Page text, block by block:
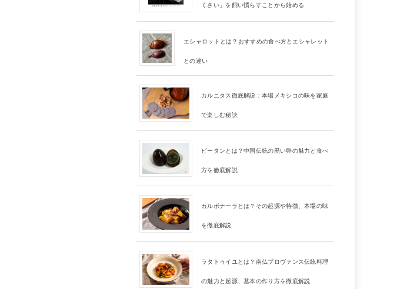
くさい」を飼い慣らすことから始める
エシャロットとは？おすすめの食べ方とエシャレット
との違い
カルニタス徹底解説：本場メキシコの味を家庭
で楽しむ秘訣
ピータンとは？中国伝統の黒い卵の魅力と食べ
方を徹底解説
カルボナーラとは？その起源や特徴、本場の味
を徹底解説
ラタトゥイユとは？南仏プロヴァンス伝統料理
の魅力と起源、基本の作り方を徹底解説